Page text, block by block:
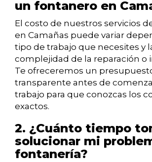
un fontanero en
El costo de nuestros servicios
en Camañas puede variar
tipo de trabajo que necesites y
complejidad de la reparación o
Te ofreceremos un
transparente antes de
trabajo para que conozcas los
exactos.
2. ¿Cuánto tiempo
solucionar mi
fontanería?